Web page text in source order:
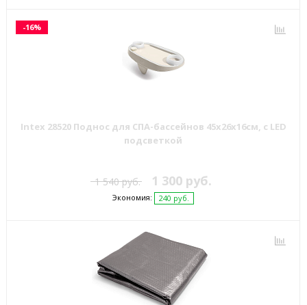
-16%
Intex 28520 Поднос для СПА-бассейнов 45х26х16см, с LED
подсветкой
1 540 руб. 1 300 руб.
Экономия: 240 руб.